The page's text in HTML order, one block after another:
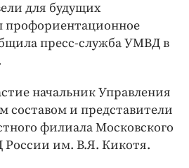
года
для будущих
профориентационное
пресс-служба УМВД в
начальник Управления
составом и представители
филиала Московского
России им. В.Я. Кикотя.